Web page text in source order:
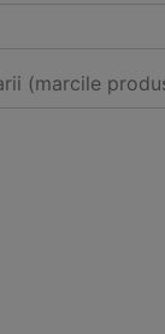
(marcile